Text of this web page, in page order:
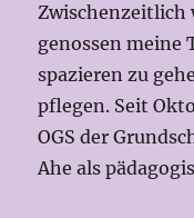
Zwischenzeitlich
genossen meine
spazieren zu
pflegen. Seit
OGS der
Ahe als